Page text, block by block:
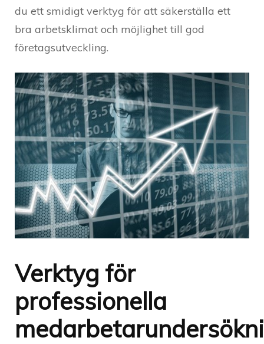
du ett smidigt verktyg för att säkerställa ett
bra arbetsklimat och möjlighet till god
företagsutveckling.
Verktyg för
professionella